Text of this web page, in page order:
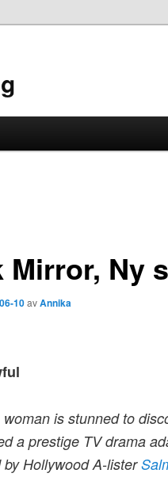
Mirror, Ny
10avAnnika
is stunned to
a prestige TV drama
by Hollywood A-lister